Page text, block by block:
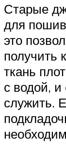
Старые
для
это
получить
ткань
с водой, и
служить.